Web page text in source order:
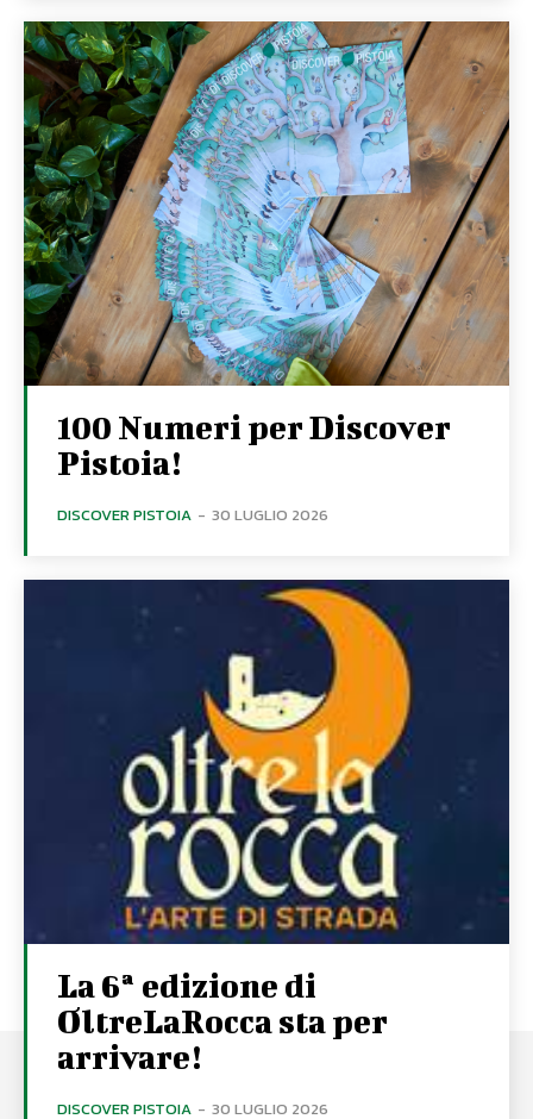
100 Numeri per Discover
Pistoia!
DISCOVER PISTOIA - 30 LUGLIO 2026
La 6ª edizione di
OltreLaRocca sta per
arrivare!
DISCOVER PISTOIA - 30 LUGLIO 2026